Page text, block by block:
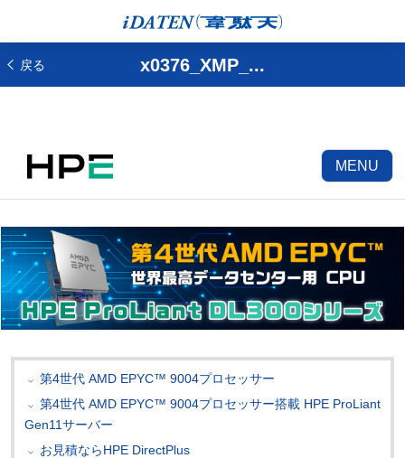
戻る x0376_XMP_...
MENU
第4世代 AMD EPYC™ 9004プロセッサー
第4世代 AMD EPYC™ 9004プロセッサー搭載 HPE ProLiant
Gen11サーバー
お見積ならHPE DirectPlus